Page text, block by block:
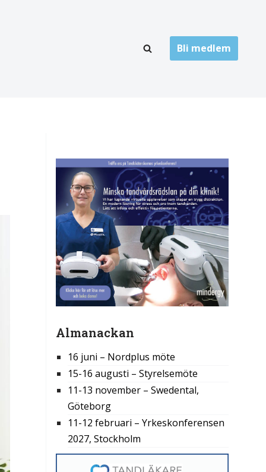
Högskolor
Landsting
Övrigt
Bli medlem
Almanackan
16 juni – Nordplus möte
15-16 augusti – Styrelsemöte
11-13 november – Swedental,
Göteborg
11-12 februari – Yrkeskonferensen
2027, Stockholm